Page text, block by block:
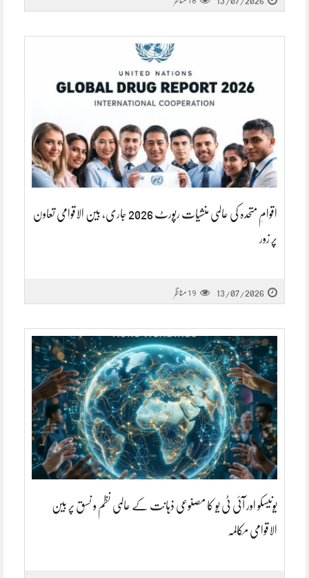
اقوامِ متحدہ کی عالمی منشیات رپورٹ 2026 جاری، بین الاقوامی تعاون
پر زور
13/07/2026
19 مناظر
یونیسکو اور آئی ٹی یو کا مصنوعی ذہانت کے عالمی نظم و نسق پر بین
الاقوامی مکالمہ